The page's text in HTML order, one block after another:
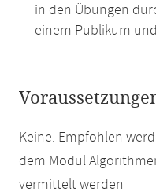
in den Übungen
einem Publikum
Keine. Empfohlen
dem Modul
vermittelt werden